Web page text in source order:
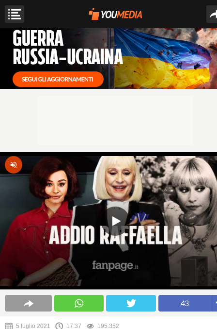
43
5 luglio 2021 17:37 195.352